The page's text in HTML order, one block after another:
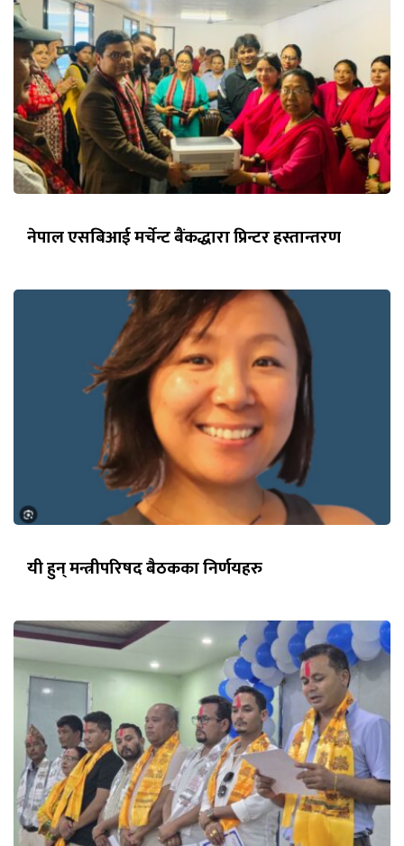
नेपाल एसबिआई मर्चेन्ट बैंकद्धारा प्रिन्टर हस्तान्तरण
यी हुन् मन्त्रीपरिषद बैठकका निर्णयहरु